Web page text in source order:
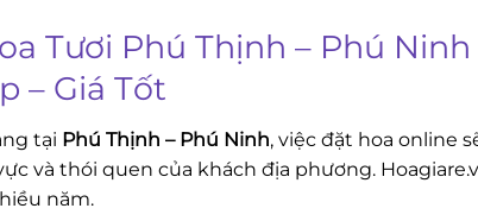
Tươi Phú Thịnh – Phú
– Giá Tốt
tại Phú Thịnh – Phú Ninh, việc đặt hoa online
và thói quen của khách địa phương.
năm.